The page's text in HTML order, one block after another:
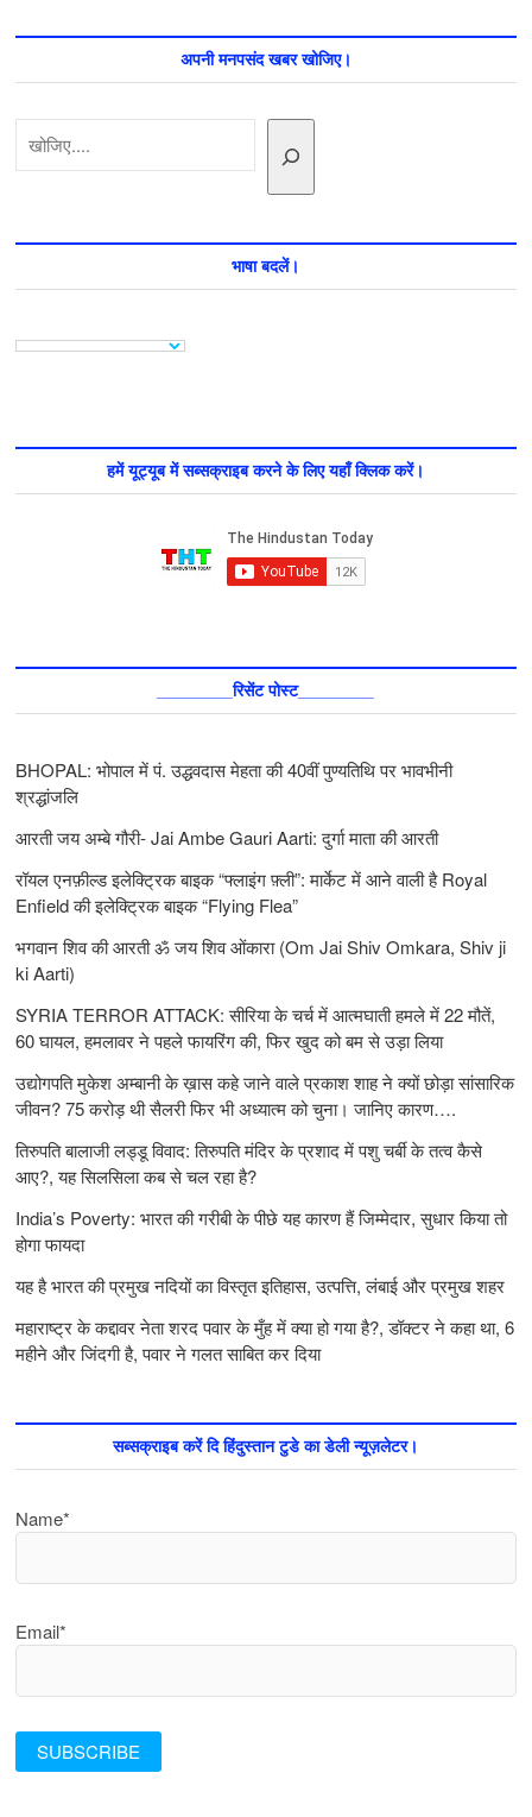
अपनी मनपसंद खबर खोजिए।
खोजें
भाषा बदलें।
हमें यूट्यूब में सब्सक्राइब करने के लिए यहाँ क्लिक करें।
________रिसेंट पोस्ट________
BHOPAL: भोपाल में पं. उद्धवदास मेहता की 40वीं पुण्यतिथि पर भावभीनी
श्रद्धांजलि
आरती जय अम्बे गौरी- Jai Ambe Gauri Aarti: दुर्गा माता की आरती
रॉयल एनफ़ील्ड इलेक्ट्रिक बाइक “फ्लाइंग फ़्ली”: मार्केट में आने वाली है Royal
Enfield की इलेक्ट्रिक बाइक “Flying Flea”
भगवान शिव की आरती ॐ जय शिव ओंकारा (Om Jai Shiv Omkara, Shiv ji
ki Aarti)
SYRIA TERROR ATTACK: सीरिया के चर्च में आत्मघाती हमले में 22 मौतें,
60 घायल, हमलावर ने पहले फायरिंग की, फिर खुद को बम से उड़ा लिया
उद्योगपति मुकेश अम्बानी के ख़ास कहे जाने वाले प्रकाश शाह ने क्यों छोड़ा सांसारिक
जीवन? 75 करोड़ थी सैलरी फिर भी अध्यात्म को चुना। जानिए कारण….
तिरुपति बालाजी लड्डू विवाद: तिरुपति मंदिर के प्रशाद में पशु चर्बी के तत्‍व कैसे
आए?, यह सिलसिला कब से चल रहा है?
India’s Poverty: भारत की गरीबी के पीछे यह कारण हैं जिम्‍मेदार, सुधार किया तो
होगा फायदा
यह है भारत की प्रमुख नदियों का विस्तृत इतिहास, उत्पत्ति, लंबाई और प्रमुख शहर
महाराष्ट्र के कद्दावर नेता शरद पवार के मुँह में क्या हो गया है?, डॉक्टर ने कहा था, 6
महीने और जिंदगी है, पवार ने गलत साबित कर दिया
सब्सक्राइब करें दि हिंदुस्तान टुडे का डेली न्यूज़लेटर।
Name*
Email*